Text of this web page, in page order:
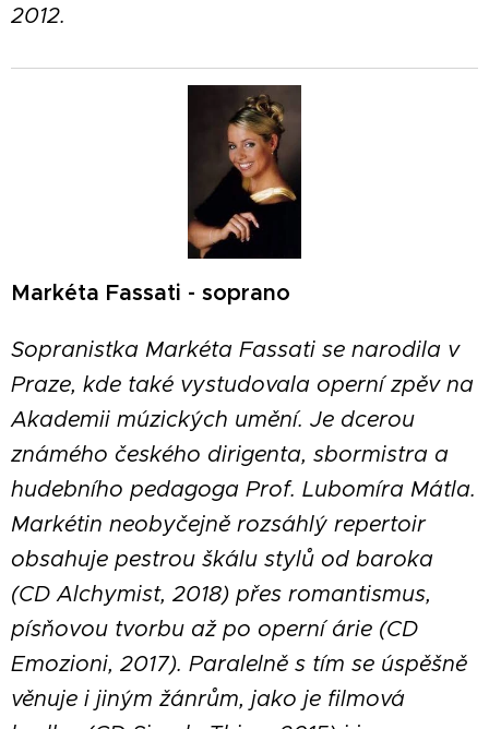
2012.
Markéta Fassati - soprano
Sopranistka Markéta Fassati se narodila v
Praze, kde také vystudovala operní zpěv na
Akademii múzických umění. Je dcerou
známého českého dirigenta, sbormistra a
hudebního pedagoga Prof. Lubomíra Mátla.
Markétin neobyčejně rozsáhlý repertoir
obsahuje pestrou škálu stylů od baroka
(CD Alchymist, 2018) přes romantismus,
písňovou tvorbu až po operní árie (CD
Emozioni, 2017). Paralelně s tím se úspěšně
věnuje i jiným žánrům, jako je filmová